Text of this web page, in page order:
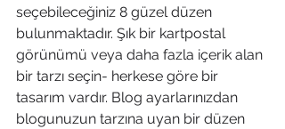
seçebileceğiniz 8 güzel düzen
bulunmaktadır. Şık bir kartpostal
görünümü veya daha fazla içerik alan
bir tarzı seçin- herkese göre bir
tasarım vardır. Blog ayarlarınızdan
blogunuzun tarzına uyan bir düzen